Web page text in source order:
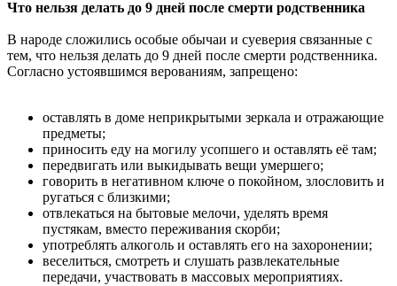
Что нельзя делать до 9 дней после смерти родственника
В народе сложились особые обычаи и суеверия связанные с
тем, что нельзя делать до 9 дней после смерти родственника.
Согласно устоявшимся верованиям, запрещено:
оставлять в доме неприкрытыми зеркала и отражающие
предметы;
приносить еду на могилу усопшего и оставлять еë там;
передвигать или выкидывать вещи умершего;
говорить в негативном ключе о покойном, злословить и
ругаться с близкими;
отвлекаться на бытовые мелочи, уделять время
пустякам, вместо переживания скорби;
употреблять алкоголь и оставлять его на захоронении;
веселиться, смотреть и слушать развлекательные
передачи, участвовать в массовых мероприятиях.